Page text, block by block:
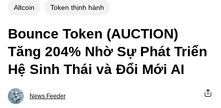
Altcoin Token thịnh hành
Bounce Token (AUCTION)
Tăng 204% Nhờ Sự Phát Triển
Hệ Sinh Thái và Đổi Mới AI
News Feeder